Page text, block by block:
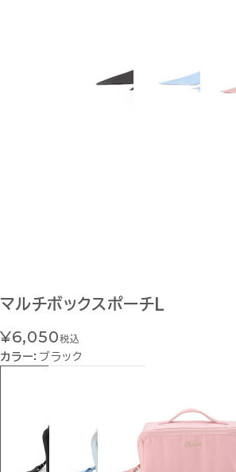
マルチボックスポーチL
¥6,050税込
カラー： ブラック